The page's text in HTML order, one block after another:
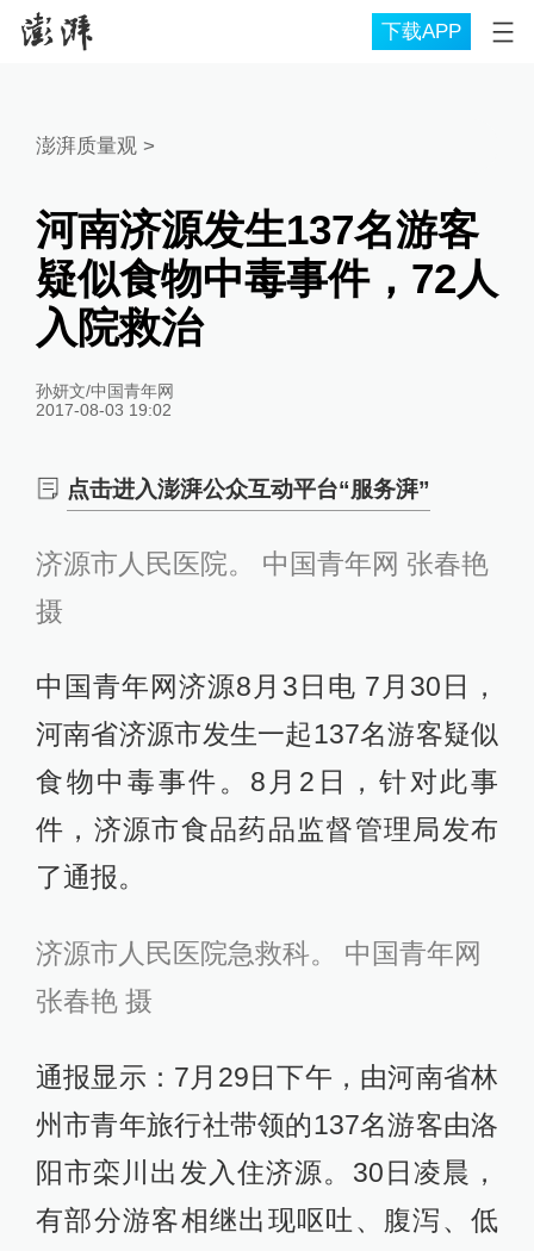
下载APP
澎湃质量观>
河南济源发生137名游客
疑似食物中毒事件，72人
入院救治
孙妍文/中国青年网
2017-08-03 19:02
点击进入澎湃公众互动平台“服务湃”
济源市人民医院。 中国青年网 张春艳
摄
中国青年网济源8月3日电 7月30日，
河南省济源市发生一起137名游客疑似
食物中毒事件。8月2日，针对此事
件，济源市食品药品监督管理局发布
了通报。
济源市人民医院急救科。 中国青年网
张春艳 摄
通报显示：7月29日下午，由河南省林
州市青年旅行社带领的137名游客由洛
阳市栾川出发入住济源。30日凌晨，
有部分游客相继出现呕吐、腹泻、低